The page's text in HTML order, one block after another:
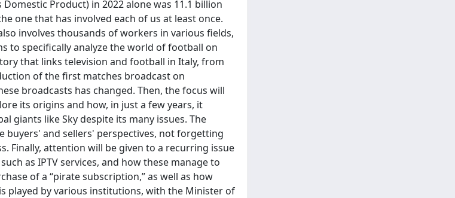
Product) in 2022 alone was 11.1 billion
one that has involved each of us at least once.
involves thousands of workers in various fields,
to specifically analyze the world of football on
that links television and football in Italy, from
of the first matches broadcast on
broadcasts has changed. Then, the focus will
its origins and how, in just a few years, it
giants like Sky despite its many issues. The
buyers' and sellers' perspectives, not forgetting
Finally, attention will be given to a recurring issue
as IPTV services, and how these manage to
of a “pirate subscription,” as well as how
played by various institutions, with the Minister of